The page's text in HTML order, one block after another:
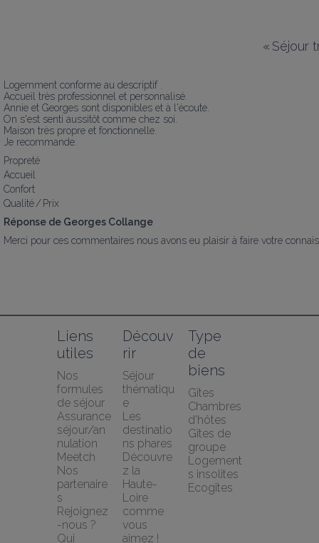
« Séjour
Logemment conforme au descriptif .
Accueil très professionnel et personnalisé.
Annie et Georges sont disponibles et à l'écoute.
On s'est senti aussitôt comme chez soi.
Maison très propre et fonctionnelle.
Je recommande.
Propreté
Accueil
Confort
Qualité / Prix
Réponse de Georges Collange
Merci pour ces commentaires nous avons eu plaisir à faire votre
Liens
utiles
Nos
formules
de séjour
Assurance
séjour/an
nulation
Meetch
Nos
partenaire
s
Rejoignez
-nous ?
Qui
Découv
rir
Séjour
thématiqu
e
Les
destinatio
ns phares
Découvre
z la
Haute-
Loire
comme
vous
aimez !
Type
de
biens
Gîtes
Chambres
d'hôtes
Gîtes de
groupe
Logement
s insolites
Ecogîtes